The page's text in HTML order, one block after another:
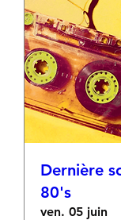
Dernière
80's
ven. 05 juin